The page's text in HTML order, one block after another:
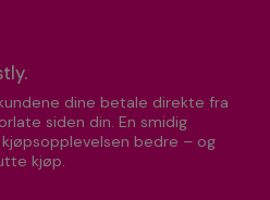
dine betale direkte fra
siden din. En smidig
bedre – og
kjøp.